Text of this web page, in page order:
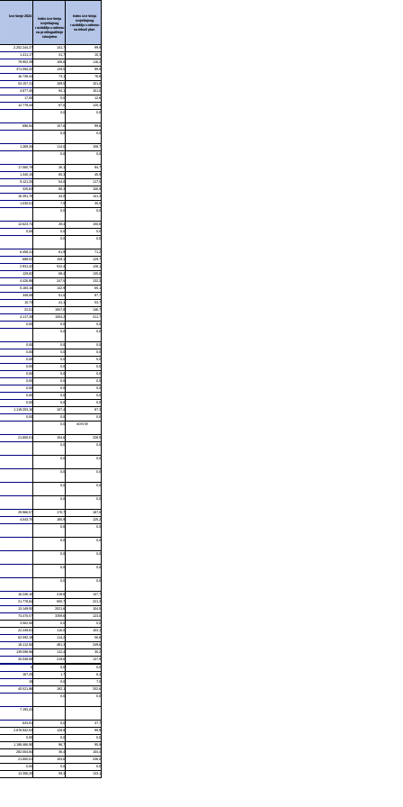
Izvršenje 2024
Index izvršenja
izvještajnog
razdoblja u odnosu
na prošlogodišnje
istovjetno
Index izvršenja
izvještajnog
razdoblja u odnosu
na tekući plan
2.252.244,37 141,7
99,9
1.411,17 41,7
10,3
79.952,39 108,6
116,2
371.594,32 139,5
99,9
16.738,44 73,1
76,8
53.157,31 109,5
101,0
4.877,45 94,1
151,0
17,00 0,0
12,6
12.778,44 67,0
120,3
0,0 0,0
696,94 157,6
99,6
0,0 0,0
1.269,35 114,0
158,7
0,0 0,0
17.060,79 26,1
94,7
1.340,15 65,3
45,9
9.121,25 54,0
117,5
320,63 88,3
106,9
16.391,76 44,0
141,3
1.030,01 7,9
35,5
0,0 0,0
12.623,74 28,4
150,6
0,00 0,0
0,0
0,0 0,0
6.458,31 61,9
71,2
688,53 159,1
129,7
2.931,42 522,4
126,1
129,62 68,4
135,0
4.426,88 247,5
132,3
5.183,16 142,9
65,1
349,08 51,0
87,7
10,73 41,1
53,7
22,01 1947,8
146,7
4.117,28 1004,2
411,7
0,00 0,0
0,0
0,0 0,0
0,00 0,0
0,0
0,00 0,0
0,0
0,00 0,0
0,0
0,00 0,0
0,0
0,00 0,0
0,0
0,00 0,0
0,0
0,00 0,0
0,0
0,00 0,0
0,0
0,00 0,0
0,0
1.119.203,16 107,4
87,3
0,00 0,0
0,0
0,0 #DIV/0!
21.800,01 154,6
328,5
0,0 0,0
0,0 0,0
0,0 0,0
0,0 0,0
0,0 0,0
29.966,57 170,7
187,0
4.043,75 165,9
125,2
0,0 0,0
0,0 0,0
0,0 0,0
0,0 0,0
0,0 0,0
16.246,10 218,6
147,7
21.778,84 655,7
221,3
13.149,55 2021,6
104,5
74.470,57 3359,6
123,0
3.562,50 0,0
0,0
22.249,81 110,0
103,1
62.592,19 114,2
56,6
18.112,50 481,3
249,6
139.598,96 112,4
30,2
20.048,08 219,6
137,9
0 0,0
0,0
167,25 1,7
8,4
19 0,0
7,0
40.521,98 192,1
202,6
0,0 0,0
7.193,43
643,91 0,0
47,7
2.876.942,53 128,8
99,9
0,00 0,0
0,0
1.198.466,90 96,7
95,9
282.004,84 36,4
104,4
21.800,01 154,6
436,0
0,00 0,0
0,0
13.306,25 59,3 133,1